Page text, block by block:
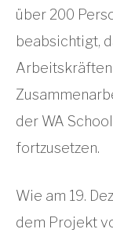
über 200
beabsichtigt,
Arbeitskräften
der WA
fortzusetzen.
Wie am 19.
dem Projekt